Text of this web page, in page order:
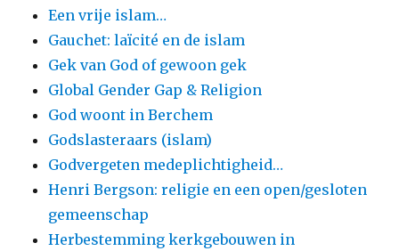
Een vrije islam…
Gauchet: laïcité en de islam
Gek van God of gewoon gek
Global Gender Gap & Religion
God woont in Berchem
Godslasteraars (islam)
Godvergeten medeplichtigheid…
Henri Bergson: religie en een open/gesloten
gemeenschap
Herbestemming kerkgebouwen in